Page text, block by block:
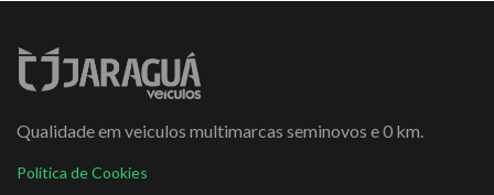
Qualidade em veiculos multimarcas seminovos e 0 km.
Política de Cookies